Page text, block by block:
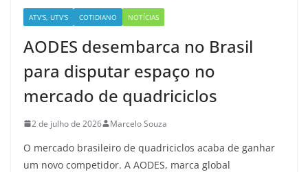
ATV'S, UTV'S COTIDIANO NOTÍCIAS
AODES desembarca no Brasil
para disputar espaço no
mercado de quadriciclos
2 de julho de 2026 Marcelo Souza
O mercado brasileiro de quadriciclos acaba de ganhar
um novo competidor. A AODES, marca global